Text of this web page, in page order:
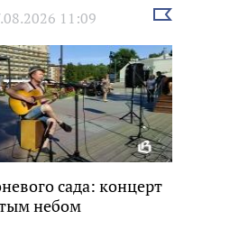
11:09
Выбрать
сада: концерт
небом